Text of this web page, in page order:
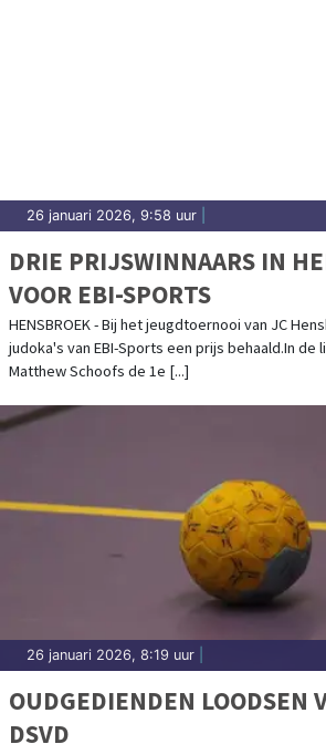
26 januari 2026, 9:58 uur
DRIE PRIJSWINNAARS IN
VOOR EBI-SPORTS
HENSBROEK - Bij het jeugdtoernooi van JC
judoka's van EBI-Sports een prijs behaald.In de
Matthew Schoofs de 1e [...]
26 januari 2026, 8:19 uur
OUDGEDIENDEN LOODSEN
DSVD